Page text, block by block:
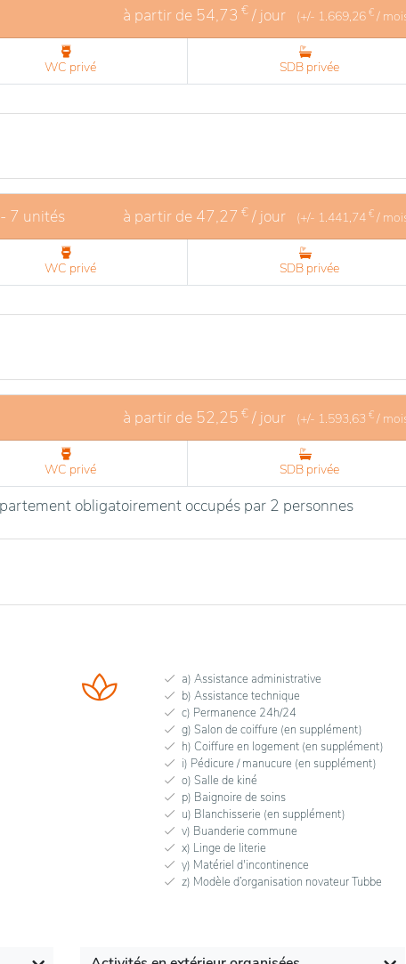
et qualité de vie.à partir de 54,73 € / jour (+/- 1.669,26 € /
WC privé SDB privée
- 7 unités à partir de 47,27 € / jour (+/- 1.441,74 € /
WC privé SDB privée
à partir de 52,25 € / jour (+/- 1.593,63 € /
WC privé SDB privée
obligatoirement occupés par 2 personnes
a) Assistance administrative
b) Assistance technique
c) Permanence 24h/24
g) Salon de coiffure (en supplément)
h) Coiffure en logement (en supplément)
i) Pédicure / manucure (en supplément)
o) Salle de kiné
p) Baignoire de soins
u) Blanchisserie (en supplément)
v) Buanderie commune
x) Linge de literie
y) Matériel d'incontinence
z) Modèle d’organisation novateur Tubbe